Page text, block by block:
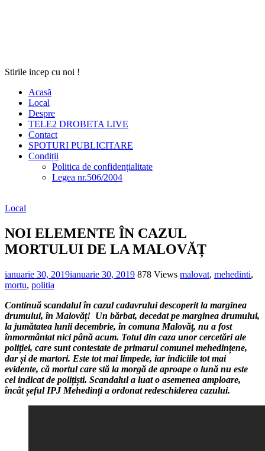
Stirile incep cu noi !
Acasă
Local
Despre
TELE2 DROBETA LIVE
Contact
SPOTURI PUBLICITARE
Condiții
Politica de confidențialitate
Legea nr.506/2004
Local
NOI ELEMENTE ÎN CAZUL
MORTULUI DE LA MALOVĂȚ
ianuarie 30, 2019ianuarie 30, 2019 878 Views malovat, mehedinti,
mortu, politia
Continuă scandalul în cazul cadavrului descoperit la marginea
drumului, în Malovăț! Un bărbat, decedat pe marginea drumului,
la jumătatea lunii decembrie, în comuna Malovăț, nu a fost
înmormântat nici până acum. Totul din caza unor cercetări ale
poliției, care sunt contestate de primarul comunei mehedințene,
dar și de martori. Este tot mai limpede, iar indiciile tot mai
evidente, că mortul care stă la morgă de aproape o lună nu este
cel indicat de polițiști. Scandalul a luat o asemenea amploare,
încât șeful IPJ Mehedinți a ordonat redeschiderea cazului.